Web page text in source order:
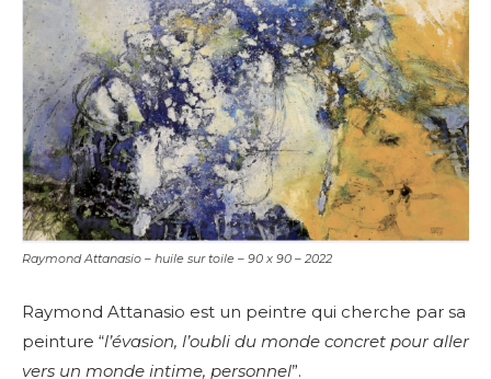
Raymond Attanasio – huile sur toile – 90 x 90 – 2022
Raymond Attanasio est un peintre qui cherche par sa
peinture “l’évasion, l’oubli du monde concret pour aller
vers un monde intime, personnel”.